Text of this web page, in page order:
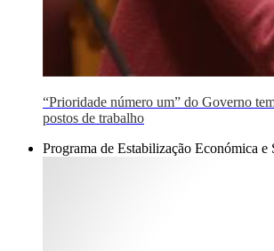
“Prioridade número um” do Governo
postos de trabalho
Programa de Estabilização Económica e